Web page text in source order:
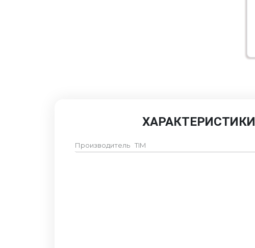
ХАРАКТЕРИСТИКИ
Производитель TIM